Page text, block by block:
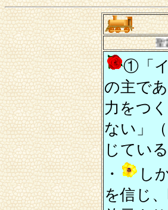
～聖霊は御子の栄
①「
の主で
力をつ
ない」
じている
・
し
を信じ